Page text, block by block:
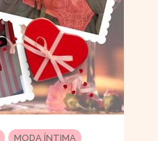
MODA ÍNTIMA